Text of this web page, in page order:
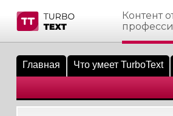
материалы
биржи
пользователи
сообщения
по форуму
Контент
Главная Что умеет TurboText